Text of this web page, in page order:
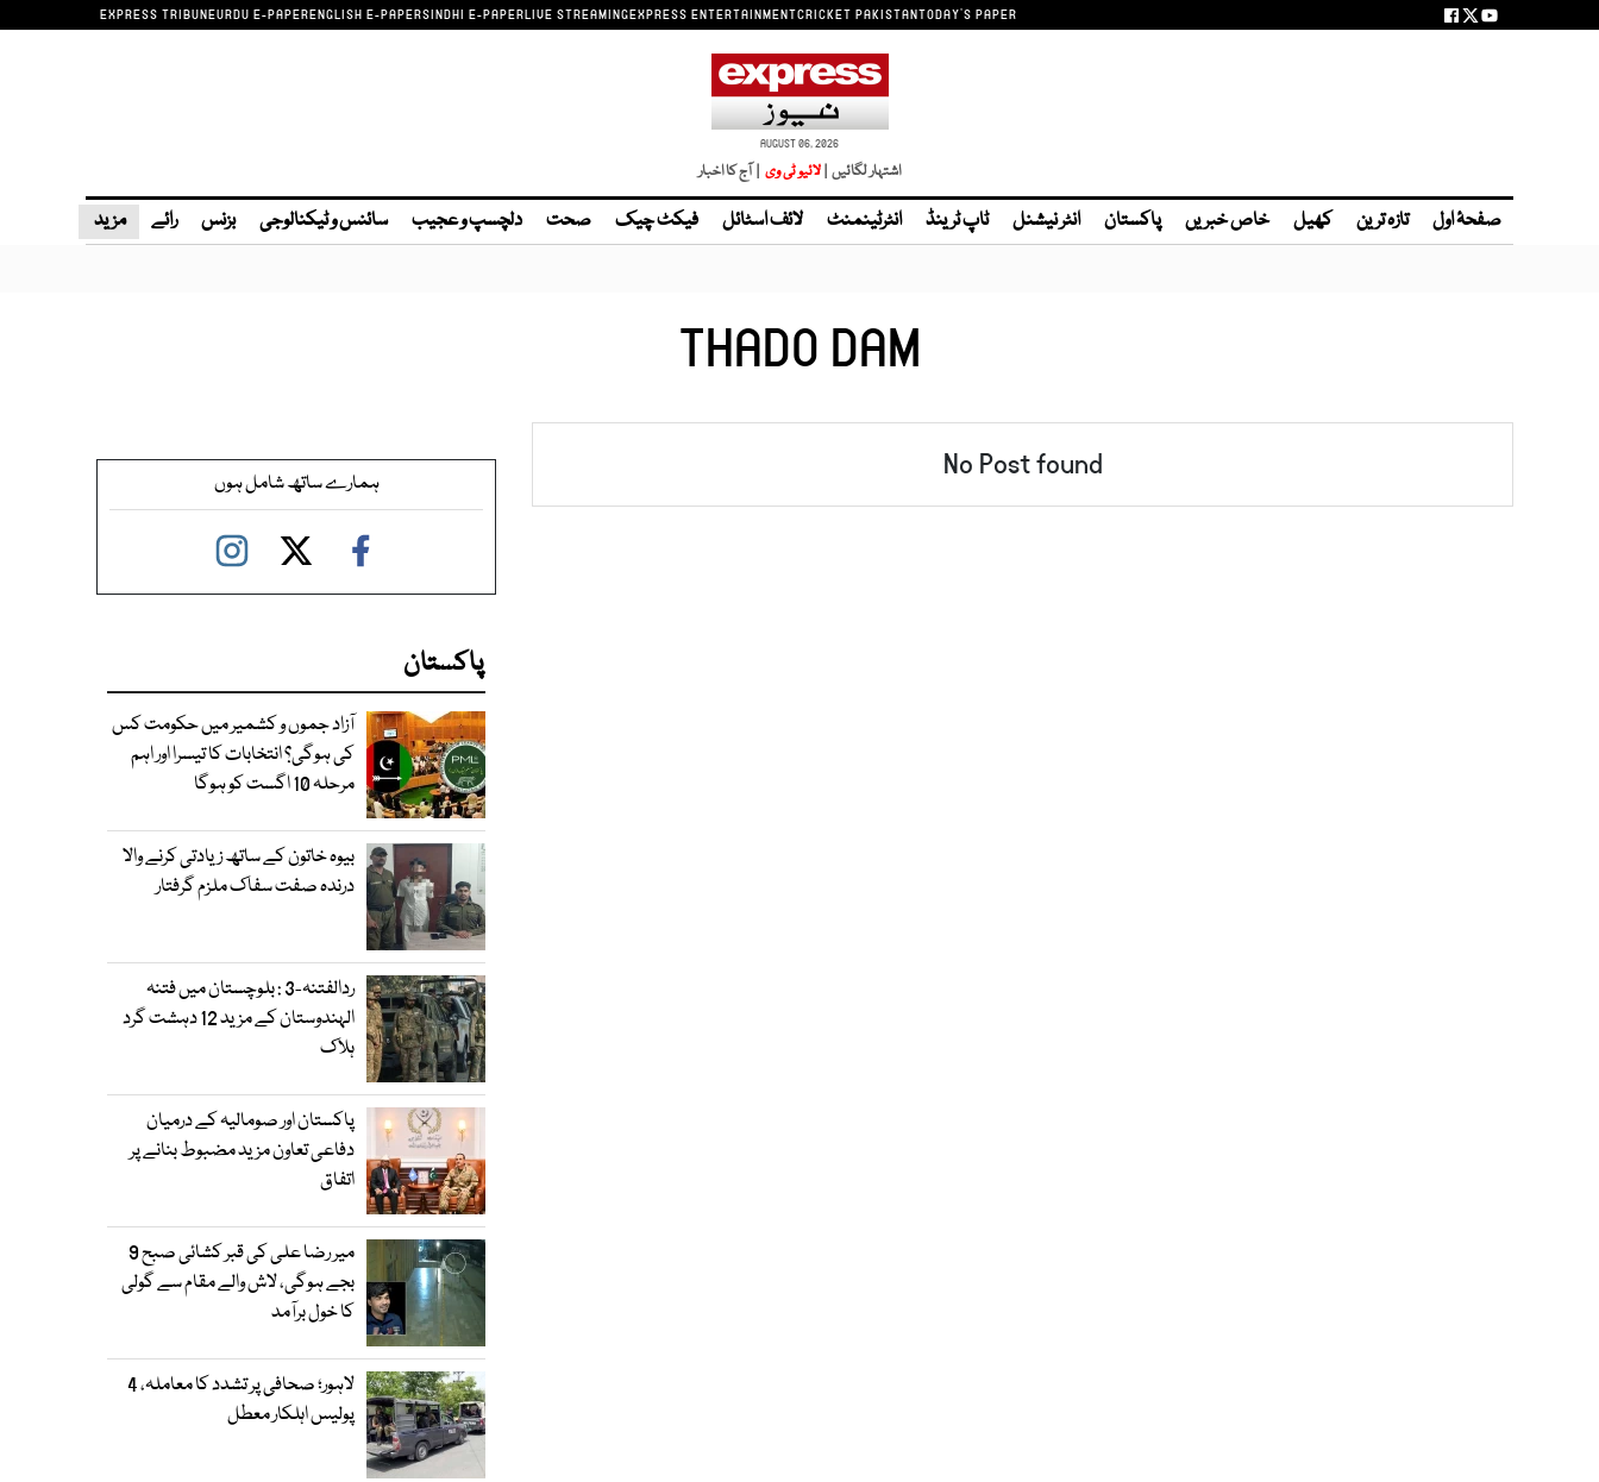
EXPRESS TRIBUNEURDU E-PAPERENGLISH E-PAPERSINDHI E-PAPERLIVE STREAMINGEXPRESS ENTERTAINMENTCRICKET PAKISTANTODAY'S PAPER
AUGUST 06, 2026
اشتہار لگائیں |لائیو ٹی وی | آج کا اخبار
صفحۂ اول تازہ ترین کھیل خاص خبریں پاکستان انٹر نیشنل ٹاپ ٹرینڈ انٹرٹینمنٹ لائف اسٹائل فیکٹ چیک صحت دلچسپ و عجیب سائنس و ٹیکنالوجی بزنس رائے مزید
THADO DAM
No Post found ہمارے ساتھ شامل ہوں
پاکستان
آزاد جموں و کشمیر میں حکومت کس
کی ہوگی؟ انتخابات کا تیسرا اور اہم
مرحلہ 10 اگست کو ہوگا
بیوہ خاتون کے ساتھ زیادتی کرنے والا
درندہ صفت سفاک ملزم گرفتار
ردالفتنہ-3 : بلوچستان میں فتنہ
الہندوستان کے مزید 12 دہشت گرد
ہلاک
پاکستان اور صومالیہ کے درمیان
دفاعی تعاون مزید مضبوط بنانے پر
اتفاق
میر رضا علی کی قبر کشائی صبح 9
بجے ہوگی، لاش والے مقام سے گولی
کا خول برآمد
لاہور؛ صحافی پر تشدد کا معاملہ، 4
پولیس اہلکار معطل